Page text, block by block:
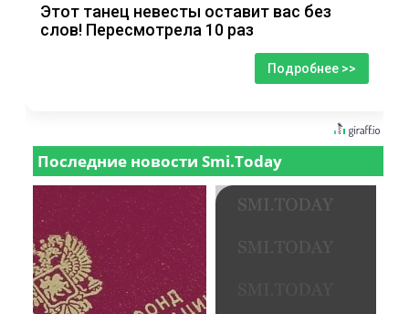
Этот танец невесты оставит вас без
слов! Пересмотрела 10 раз
Подробнее >>